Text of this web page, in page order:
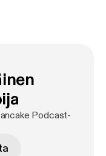
and
Great White
ocean
Podcast-